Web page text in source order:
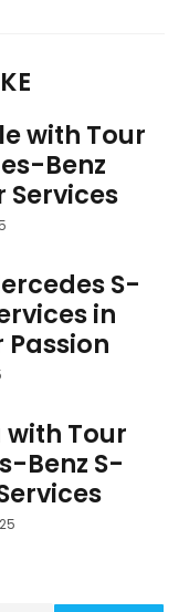
with Tour
Benz
S-
in
Tour
Benz S-